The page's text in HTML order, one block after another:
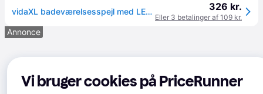
vidaXL badeværelsesspejl med LED-lys 60x8,5x37 akryl hvid 326 kr.
Eller 3 betalinger af 109 kr.
Annonce
Vi bruger cookies på PriceRunner